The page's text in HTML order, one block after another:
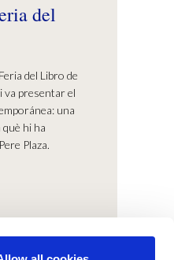
del
del Libro de
va presentar el
una
què hi ha
Plaza.